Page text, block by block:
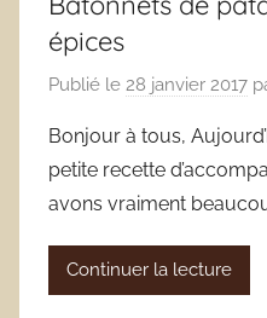
épices
Publié le 28 janvier 2017
Bonjour à tous,
petite recette
avons vraiment
Continuer la lecture